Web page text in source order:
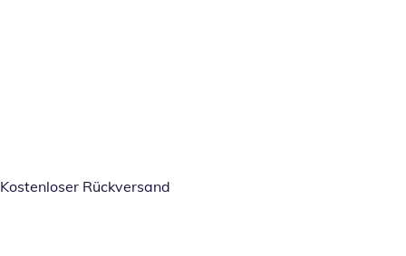
Kostenloser Rückversand